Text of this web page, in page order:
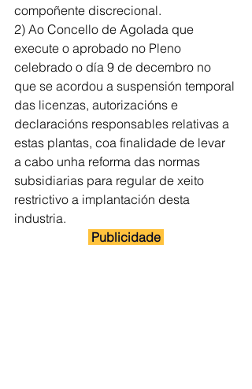
compoñente discrecional.
2) Ao Concello de Agolada que
execute o aprobado no Pleno
celebrado o día 9 de decembro no
que se acordou a suspensión temporal
das licenzas, autorizacións e
declaracións responsables relativas a
estas plantas, coa finalidade de levar
a cabo unha reforma das normas
subsidiarias para regular de xeito
restrictivo a implantación desta
industria.
Publicidade